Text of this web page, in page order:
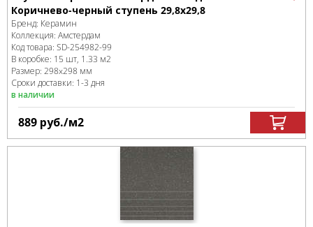
Коричнево-черный ступень 29,8х29,8
Бренд: Керамин
Коллекция: Амстердам
Код товара: SD-254982-99
В коробке: 15 шт, 1.33 м2
Размер: 298x298 мм
Сроки доставки: 1-3 дня
в наличии
889 руб./м2